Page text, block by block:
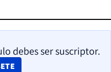
debes ser suscriptor.
NEW WINDOW